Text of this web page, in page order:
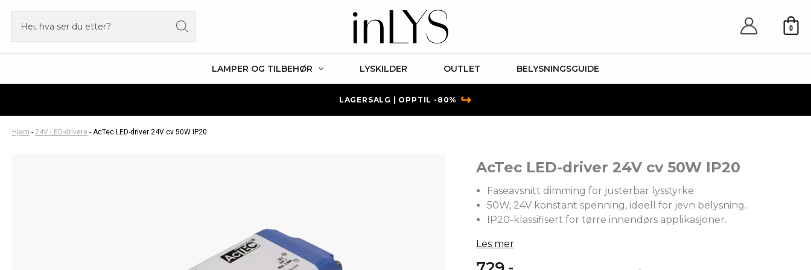
innholdet
search
0
LAMPER OG TILBEHØR LYSKILDER OUTLET BELYSNINGSGUIDE
LAGERSALG | OPPTIL -80% ↪
Hjem - 24V LED-drivere - AcTec LED-driver 24V cv 50W IP20
AcTec LED-driver 24V cv 50W IP20
Faseavsnitt dimming for justerbar lysstyrke
50W, 24V konstant spenning, ideell for jevn belysning.
IP20-klassifisert for tørre innendørs applikasjoner.
Les mer